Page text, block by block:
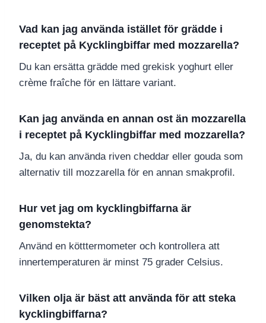
Vad kan jag använda istället för grädde i
receptet på Kycklingbiffar med mozzarella?
Du kan ersätta grädde med grekisk yoghurt eller
crème fraîche för en lättare variant.
Kan jag använda en annan ost än mozzarella
i receptet på Kycklingbiffar med mozzarella?
Ja, du kan använda riven cheddar eller gouda som
alternativ till mozzarella för en annan smakprofil.
Hur vet jag om kycklingbiffarna är
genomstekta?
Använd en kötttermometer och kontrollera att
innertemperaturen är minst 75 grader Celsius.
Vilken olja är bäst att använda för att steka
kycklingbiffarna?